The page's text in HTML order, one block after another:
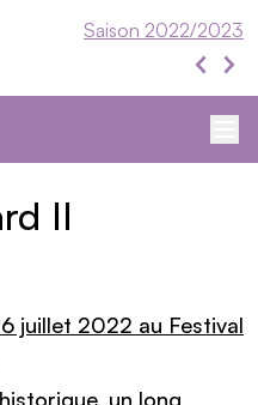
Saison 2022/2023
UN NOUVEL ONGLET
II
juillet 2022 au Festival
un long